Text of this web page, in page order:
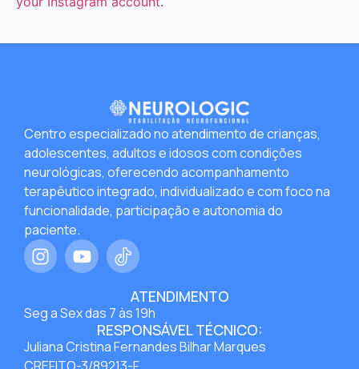
Centro especializado no atendimento de crianças,
adolescentes, adultos e idosos com condições
neurológicas, oferecendo acompanhamento
terapêutico integrado, individualizado e com foco na
funcionalidade, participação e autonomia do
paciente.
ATENDIMENTO
Seg a Sex das 7 às 19h
RESPONSÁVEL TÉCNICO:
Juliana Cristina Fernandes Bilhar Marques